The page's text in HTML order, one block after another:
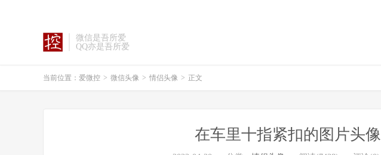
微信是吾所爱
QQ亦是吾所爱
当前位置： 爱微控 > 微信头像 > 情侣头像 > 正文
在车里十指紧扣的图片头像